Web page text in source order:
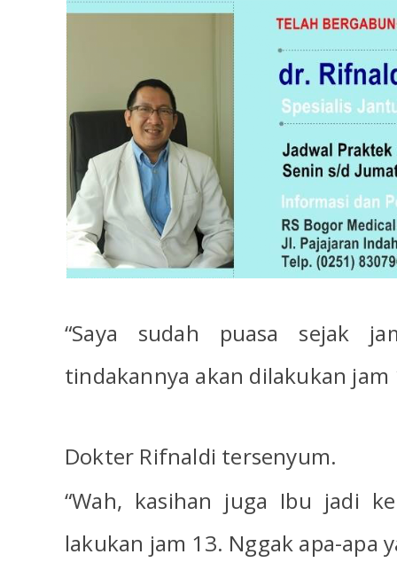
“Saya sudah puasa sejak
tindakannya akan dilakukan jam
Dokter Rifnaldi tersenyum.
“Wah, kasihan juga Ibu jadi
lakukan jam 13. Nggak apa-apa